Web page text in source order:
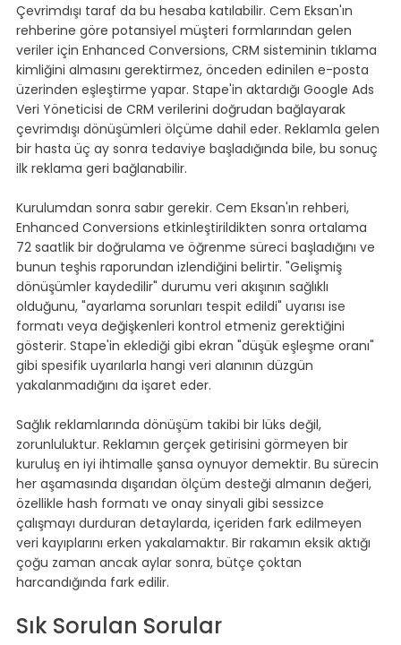
Çevrimdışı taraf da bu hesaba katılabilir. Cem Eksan'ın
rehberine göre potansiyel müşteri formlarından gelen
veriler için Enhanced Conversions, CRM sisteminin tıklama
kimliğini almasını gerektirmez, önceden edinilen e-posta
üzerinden eşleştirme yapar. Stape'in aktardığı Google Ads
Veri Yöneticisi de CRM verilerini doğrudan bağlayarak
çevrimdışı dönüşümleri ölçüme dahil eder. Reklamla gelen
bir hasta üç ay sonra tedaviye başladığında bile, bu sonuç
ilk reklama geri bağlanabilir.
Kurulumdan sonra sabır gerekir. Cem Eksan'ın rehberi,
Enhanced Conversions etkinleştirildikten sonra ortalama
72 saatlik bir doğrulama ve öğrenme süreci başladığını ve
bunun teşhis raporundan izlendiğini belirtir. "Gelişmiş
dönüşümler kaydedilir" durumu veri akışının sağlıklı
olduğunu, "ayarlama sorunları tespit edildi" uyarısı ise
formatı veya değişkenleri kontrol etmeniz gerektiğini
gösterir. Stape'in eklediği gibi ekran "düşük eşleşme oranı"
gibi spesifik uyarılarla hangi veri alanının düzgün
yakalanmadığını da işaret eder.
Sağlık reklamlarında dönüşüm takibi bir lüks değil,
zorunluluktur. Reklamın gerçek getirisini görmeyen bir
kuruluş en iyi ihtimalle şansa oynuyor demektir. Bu sürecin
her aşamasında dışarıdan ölçüm desteği almanın değeri,
özellikle hash formatı ve onay sinyali gibi sessizce
çalışmayı durduran detaylarda, içeriden fark edilmeyen
veri kayıplarını erken yakalamaktır. Bir rakamın eksik aktığı
çoğu zaman ancak aylar sonra, bütçe çoktan
harcandığında fark edilir.
Sık Sorulan Sorular